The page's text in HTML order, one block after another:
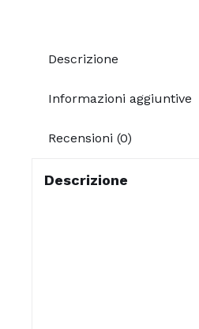
Descrizione
Informazioni aggiuntive
Recensioni (0)
Descrizione